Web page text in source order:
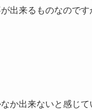
出来るものなのです
なか出来ないと感じ